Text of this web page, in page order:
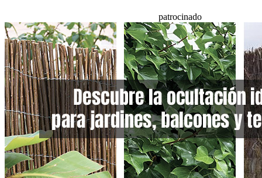
patrocinado